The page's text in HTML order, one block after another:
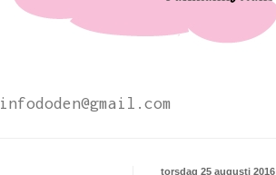
infododen@gmail.com
torsdag 25 augusti 2016